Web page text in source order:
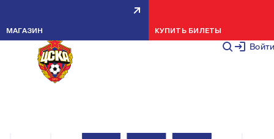
Войти
МАГАЗИН КУПИТЬ БИЛЕТЫ